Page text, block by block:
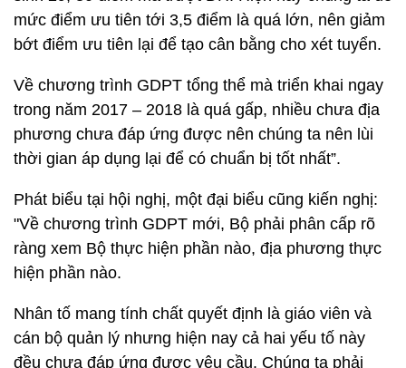
mức điểm ưu tiên tới 3,5 điểm là quá lớn, nên giảm
bớt điểm ưu tiên lại để tạo cân bằng cho xét tuyển.
Về chương trình GDPT tổng thể mà triển khai ngay
trong năm 2017 – 2018 là quá gấp, nhiều chưa địa
phương chưa đáp ứng được nên chúng ta nên lùi
thời gian áp dụng lại để có chuẩn bị tốt nhất”.
Phát biểu tại hội nghị, một đại biểu cũng kiến nghị:
"Về chương trình GDPT mới, Bộ phải phân cấp rõ
ràng xem Bộ thực hiện phần nào, địa phương thực
hiện phần nào.
Nhân tố mang tính chất quyết định là giáo viên và
cán bộ quản lý nhưng hiện nay cả hai yếu tố này
đều chưa đáp ứng được yêu cầu. Chúng ta phải